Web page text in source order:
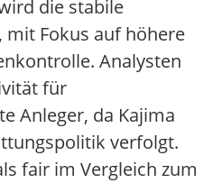
die stabile
mit Fokus auf höhere
Analysten
für
Anleger, da Kajima
verfolgt.
fair im Vergleich zum